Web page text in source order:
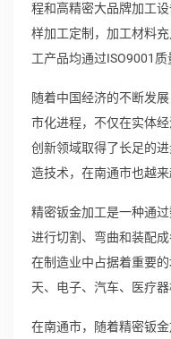
程和高精密大品牌加工
样加工定制，加工材料
工产品均通过ISO9001
随着中国经济的不断发
市化进程，不仅在实体
创新领域取得了长足的
造技术，在南通市也越来
精密钣金加工是一种通
进行切割、弯曲和装配
在制造业中占据着重要
天、电子、汽车、医疗器
在南通市，随着精密钣